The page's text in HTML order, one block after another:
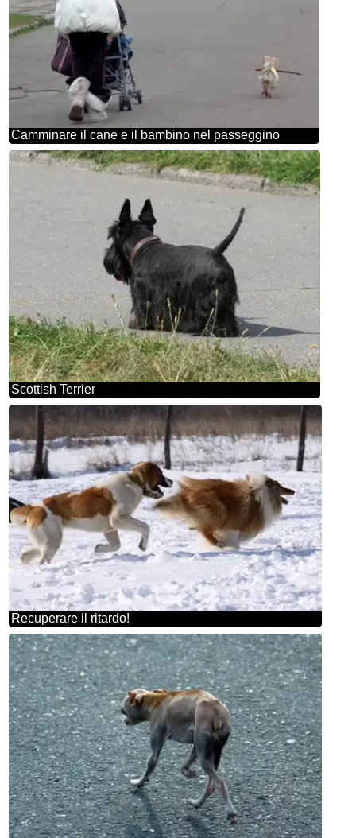
Camminare il cane e il bambino nel passeggino
Scottish Terrier
Recuperare il ritardo!